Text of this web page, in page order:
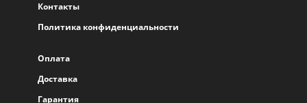
Контакты
Политика конфиденциальности
Оплата
Доставка
Гарантия